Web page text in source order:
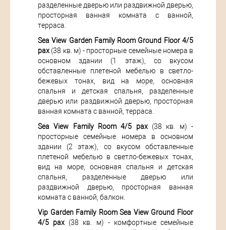
разделенные дверью или раздвижной дверью,
просторная ванная комната с ванной,
терраса.
Sea View Garden Family Room Ground Floor 4/5
pax (38 кв. м) - просторные семейные номера в
основном здании (1 этаж), со вкусом
обставленные плетеной мебелью в светло-
бежевых тонах, вид на море, основная
спальня и детская спальня, разделенные
дверью или раздвижной дверью, просторная
ванная комната с ванной, терраса.
Sea View Family Room 4/5 pax(38 кв. м) -
просторные семейные номера в основном
здании (2 этаж), со вкусом обставленные
плетеной мебелью в светло-бежевых тонах,
вид на море, основная спальня и детская
спальня, разделенные дверью или
раздвижной дверью, просторная ванная
комната с ванной, балкон.
Vip Garden Family Room Sea View Ground Floor
4/5 pax (38 кв. м) - комфортные семейные